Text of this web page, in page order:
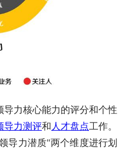
导力核心能力的评分和个性
导力测评和 人才盘点工作。
导力潜质"两个维度进行划